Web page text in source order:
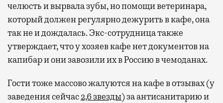
челюсть и вырвала зубы, но помощи ветеринара,
который должен регулярно дежурить в кафе, она
так не и дождалась. Экс-сотрудница также
утверждает, что у хозяев кафе нет документов на
капибар и они завозили их в Россию в чемоданах.
Гости тоже массово жалуются на кафе в отзывах (у
заведения сейчас2,6 звезды) за антисанитарию и